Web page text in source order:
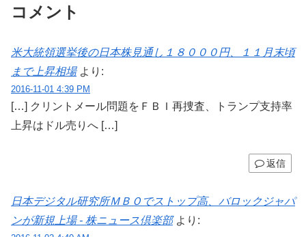
コメント
米大統領選挙後の日本株見通し１８０００円、１１月末頃
まで上昇相場 より:
2016-11-01 4:39 PM
[…] クリントメール問題をＦＢＩ再捜査、トランプ支持率
上昇はドル売りへ […]
返信
日本デジタル研究所ＭＢＯでストップ高、バロックジャパ
ンが新規上場 - 株ニュース倶楽部 より: